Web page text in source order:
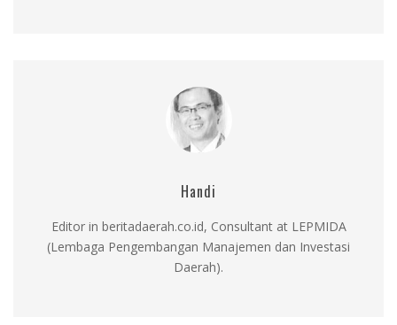
Handi
Editor in beritadaerah.co.id, Consultant at LEPMIDA
(Lembaga Pengembangan Manajemen dan Investasi
Daerah).